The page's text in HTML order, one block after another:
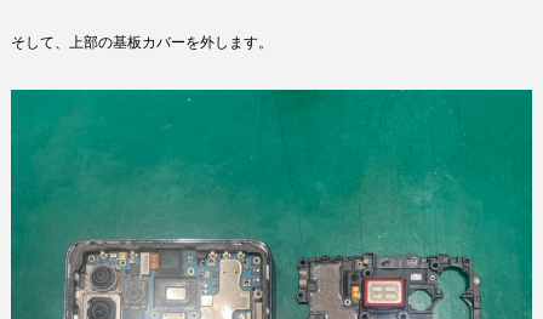
そして、上部の基板カバーを外します。